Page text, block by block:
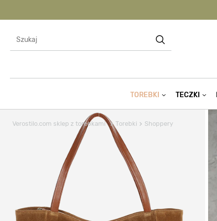
TOREBKI TECZKI
Verostilo.com sklep z torebkami Torebki Shoppery